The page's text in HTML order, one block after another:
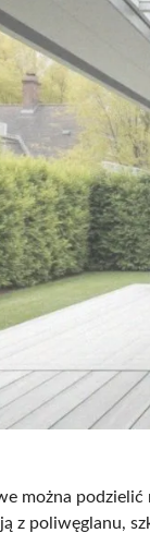
można podzielić
z poliwęglanu,